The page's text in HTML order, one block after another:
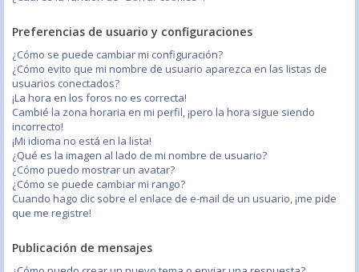
Preferencias de usuario y configuraciones
¿Cómo se puede cambiar mi configuración?
¿Cómo evito que mi nombre de usuario aparezca en las listas de
usuarios conectados?
¡La hora en los foros no es correcta!
Cambié la zona horaria en mi perfil, ¡pero la hora sigue siendo
incorrecto!
¡Mi idioma no está en la lista!
¿Qué es la imagen al lado de mi nombre de usuario?
¿Cómo puedo mostrar un avatar?
¿Cómo se puede cambiar mi rango?
Cuando hago clic sobre el enlace de e-mail de un usuario, ¡me pide
que me registre!
Publicación de mensajes